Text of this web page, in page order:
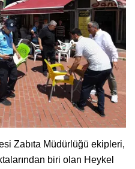
Zabıta Müdürlüğü ekipleri,
biri olan Heykel